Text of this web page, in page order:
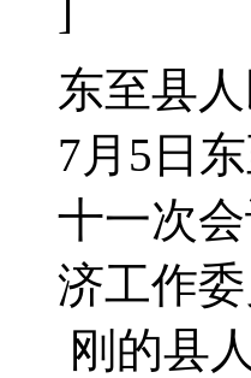
东至县
7月5日
十一次
济工作
刚的县